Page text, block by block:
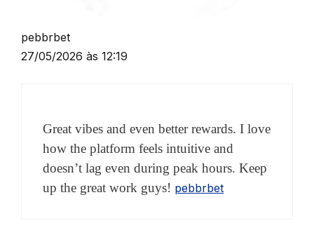
pebbrbet
27/05/2026 às 12:19
Great vibes and even better rewards. I love
how the platform feels intuitive and
doesn’t lag even during peak hours. Keep
up the great work guys! pebbrbet